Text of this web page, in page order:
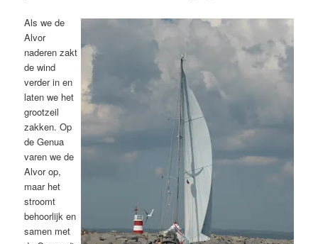
Als we de
Alvor
naderen zakt
de wind
verder in en
laten we het
grootzeil
zakken. Op
de Genua
varen we de
Alvor op,
maar het
stroomt
behoorlijk en
samen met